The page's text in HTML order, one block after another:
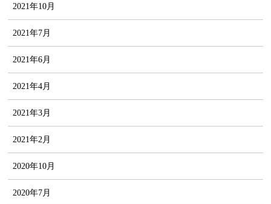
2021年10月
2021年7月
2021年6月
2021年4月
2021年3月
2021年2月
2020年10月
2020年7月